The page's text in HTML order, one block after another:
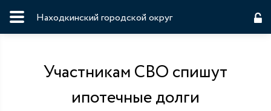
Находкинский городской округ
Участникам СВО спишут
ипотечные долги